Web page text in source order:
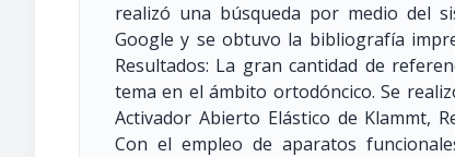
realizó una búsqueda por medio del
Google y se obtuvo la bibliografía
Resultados: La gran cantidad de
tema en el ámbito ortodóncico. Se
Activador Abierto Elástico de Klammt,
Con el empleo de aparatos